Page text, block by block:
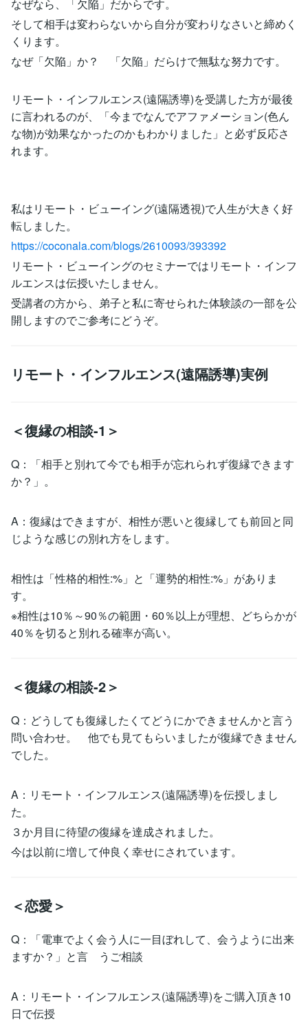
なぜなら、「欠陥」だからです。
そして相手は変わらないから自分が変わりなさいと締めく
くります。
なぜ「欠陥」か？ 「欠陥」だらけで無駄な努力です。
リモート・インフルエンス(遠隔誘導)を受講した方が最後
に言われるのが、「今までなんでアファメーション(色ん
な物)が効果なかったのかもわかりました」と必ず反応さ
れます。
私はリモート・ビューイング(遠隔透視)で人生が大きく好
転しました。
https://coconala.com/blogs/2610093/393392
リモート・ビューイングのセミナーではリモート・インフ
ルエンスは伝授いたしません。
受講者の方から、弟子と私に寄せられた体験談の一部を公
開しますのでご参考にどうぞ。
リモート・インフルエンス(遠隔誘導)実例
＜復縁の相談-1＞
Q：「相手と別れて今でも相手が忘れられず復縁できます
か？」。
A：復縁はできますが、相性が悪いと復縁しても前回と同
じような感じの別れ方をします。
相性は「性格的相性:%」と「運勢的相性:%」がありま
す。
※相性は10％～90％の範囲・60％以上が理想、どちらかが
40％を切ると別れる確率が高い。
＜復縁の相談-2＞
Q：どうしても復縁したくてどうにかできませんかと言う
問い合わせ。 他でも見てもらいましたが復縁できません
でした。
A：リモート・インフルエンス(遠隔誘導)を伝授しまし
た。
３か月目に待望の復縁を達成されました。
今は以前に増して仲良く幸せにされています。
＜恋愛＞
Q：「電車でよく会う人に一目ぼれして、会うように出来
ますか？」と言 うご相談
A：リモート・インフルエンス(遠隔誘導)をご購入頂き10
日で伝授